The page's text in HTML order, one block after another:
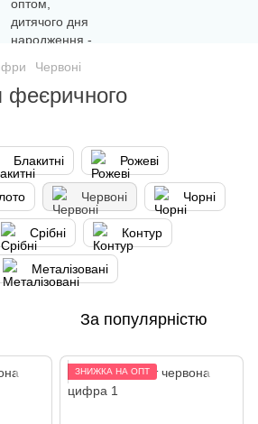
Червоні
феєричного
Блакитні Рожеві
Червоні Чорні
Срібні Контур
Металізовані
За популярністю
ЗНИЖКА НА ОПТ